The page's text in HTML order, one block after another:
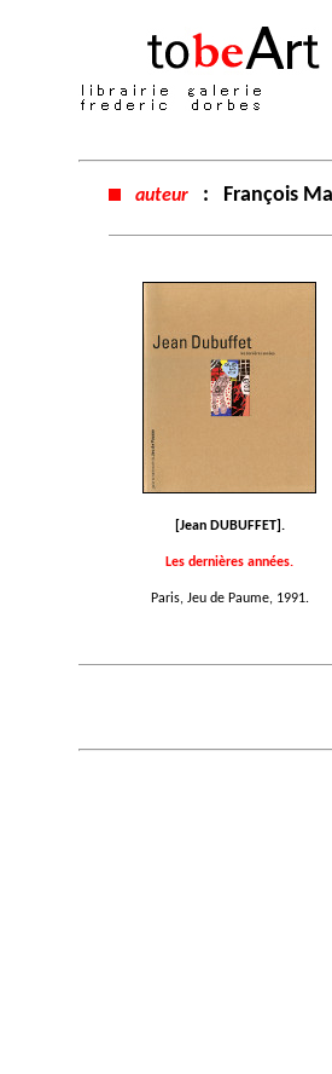
auteur : François
[Jean DUBUFFET].
Les dernières années.
Paris, Jeu de Paume, 1991.